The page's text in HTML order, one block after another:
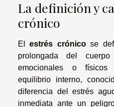
La definición y
crónico
Elestrés crónicose
prolongada del
emocionales o físicos
equilibrio interno,
diferencia del estrés
inmediata ante un